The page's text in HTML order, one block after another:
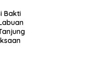
Bakti